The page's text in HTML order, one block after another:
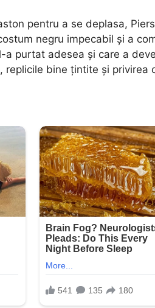
pentru a se deplasa,
negru impecabil și a
a purtat adesea și care a
replicile bine țintite și privirea